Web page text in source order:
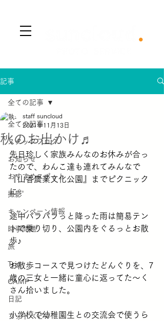
記事
全ての記事
スタッフブログ
お知らせ
おすすめスポット
撮影
キャンペーン情報
時事問題
旅
Trip
CAMP
日記
フォトベビマ
全ての記事
秋のお出かけ♬
staff suncloud
2021年11月13日
先日珍しく家族みんなのお休みが合っ
たので、わんこ達も連れてみんなで
『山香農業文化公園』までピクニック
に✨
途中パラパラっと降った雨は簡易テン
トで乗り切り、公園内をぐるっとお散
歩♪
お散歩コースで見つけたどんぐりを、7
歳の三女と一緒に童心に返ってた〜く
さん拾いました。
小学校で幼稚園生との交流会で使うら